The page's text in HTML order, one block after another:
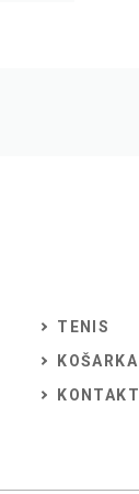
TENIS
KOŠARKA
KONTAKT